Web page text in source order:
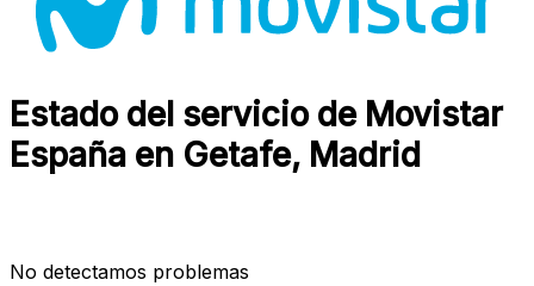
Estado del servicio de Movistar
España en Getafe, Madrid
No detectamos problemas